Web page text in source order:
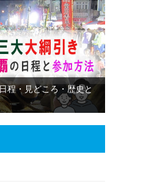
程・見どころ・歴史と